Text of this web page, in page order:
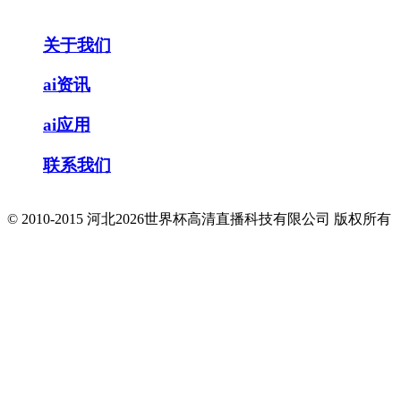
关于我们
ai资讯
ai应用
联系我们
© 2010-2015 河北2026世界杯高清直播科技有限公司 版权所有